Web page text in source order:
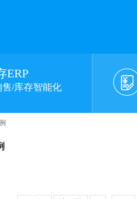
ERP
售/库存智能化